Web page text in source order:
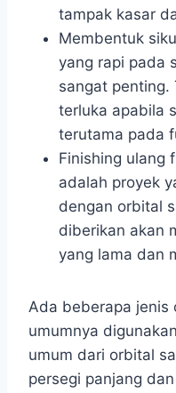
tampak kasar
Membentuk
yang rapi pada
sangat penting.
terluka apabila
terutama pada
Finishing ulang
adalah proyek
dengan orbital
diberikan akan
yang lama dan
Ada beberapa jenis
umumnya
umum dari orbital
persegi panjang